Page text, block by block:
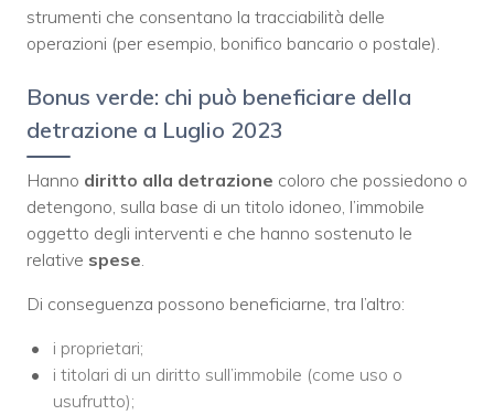
strumenti che consentano la tracciabilità delle
operazioni (per esempio, bonifico bancario o postale).
Bonus verde: chi può beneficiare della
detrazione a Luglio 2023
Hanno diritto alla detrazione coloro che possiedono o
detengono, sulla base di un titolo idoneo, l’immobile
oggetto degli interventi e che hanno sostenuto le
relative spese.
Di conseguenza possono beneficiarne, tra l’altro:
i proprietari;
i titolari di un diritto sull’immobile (come uso o
usufrutto);